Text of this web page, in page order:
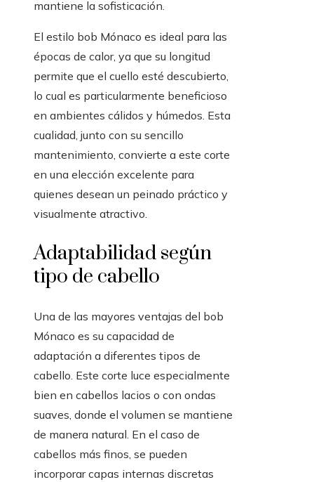
mantiene la sofisticación.
El estilo bob Mónaco es ideal para las
épocas de calor, ya que su longitud
permite que el cuello esté descubierto,
lo cual es particularmente beneficioso
en ambientes cálidos y húmedos. Esta
cualidad, junto con su sencillo
mantenimiento, convierte a este corte
en una elección excelente para
quienes desean un peinado práctico y
visualmente atractivo.
Adaptabilidad según
tipo de cabello
Una de las mayores ventajas del bob
Mónaco es su capacidad de
adaptación a diferentes tipos de
cabello. Este corte luce especialmente
bien en cabellos lacios o con ondas
suaves, donde el volumen se mantiene
de manera natural. En el caso de
cabellos más finos, se pueden
incorporar capas internas discretas